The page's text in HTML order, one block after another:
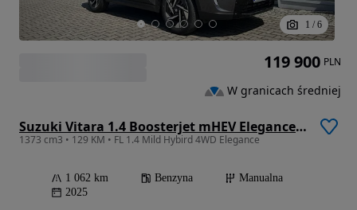
1 / 6
Suzuki Vitara 1.4 Boosterjet mHEV Elegance 4WD
1373 cm3 • 129 KM • FL 1.4 Mild Hybird 4WD Elegance
1 062 km Benzyna
Manualna
2025
119 900 PLN
W granicach średniej